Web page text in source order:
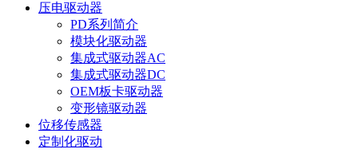
压电驱动器
PD系列简介
模块化驱动器
集成式驱动器AC
集成式驱动器DC
OEM板卡驱动器
变形镜驱动器
位移传感器
定制化驱动